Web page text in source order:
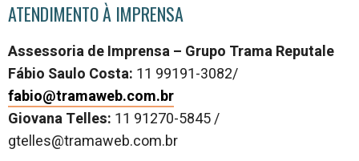
ATENDIMENTO À IMPRENSA
Assessoria de Imprensa – Grupo Trama Reputale
Fábio Saulo Costa: 11 99191-3082/
fabio@tramaweb.com.br
Giovana Telles: 11 91270-5845 /
gtelles@tramaweb.com.br